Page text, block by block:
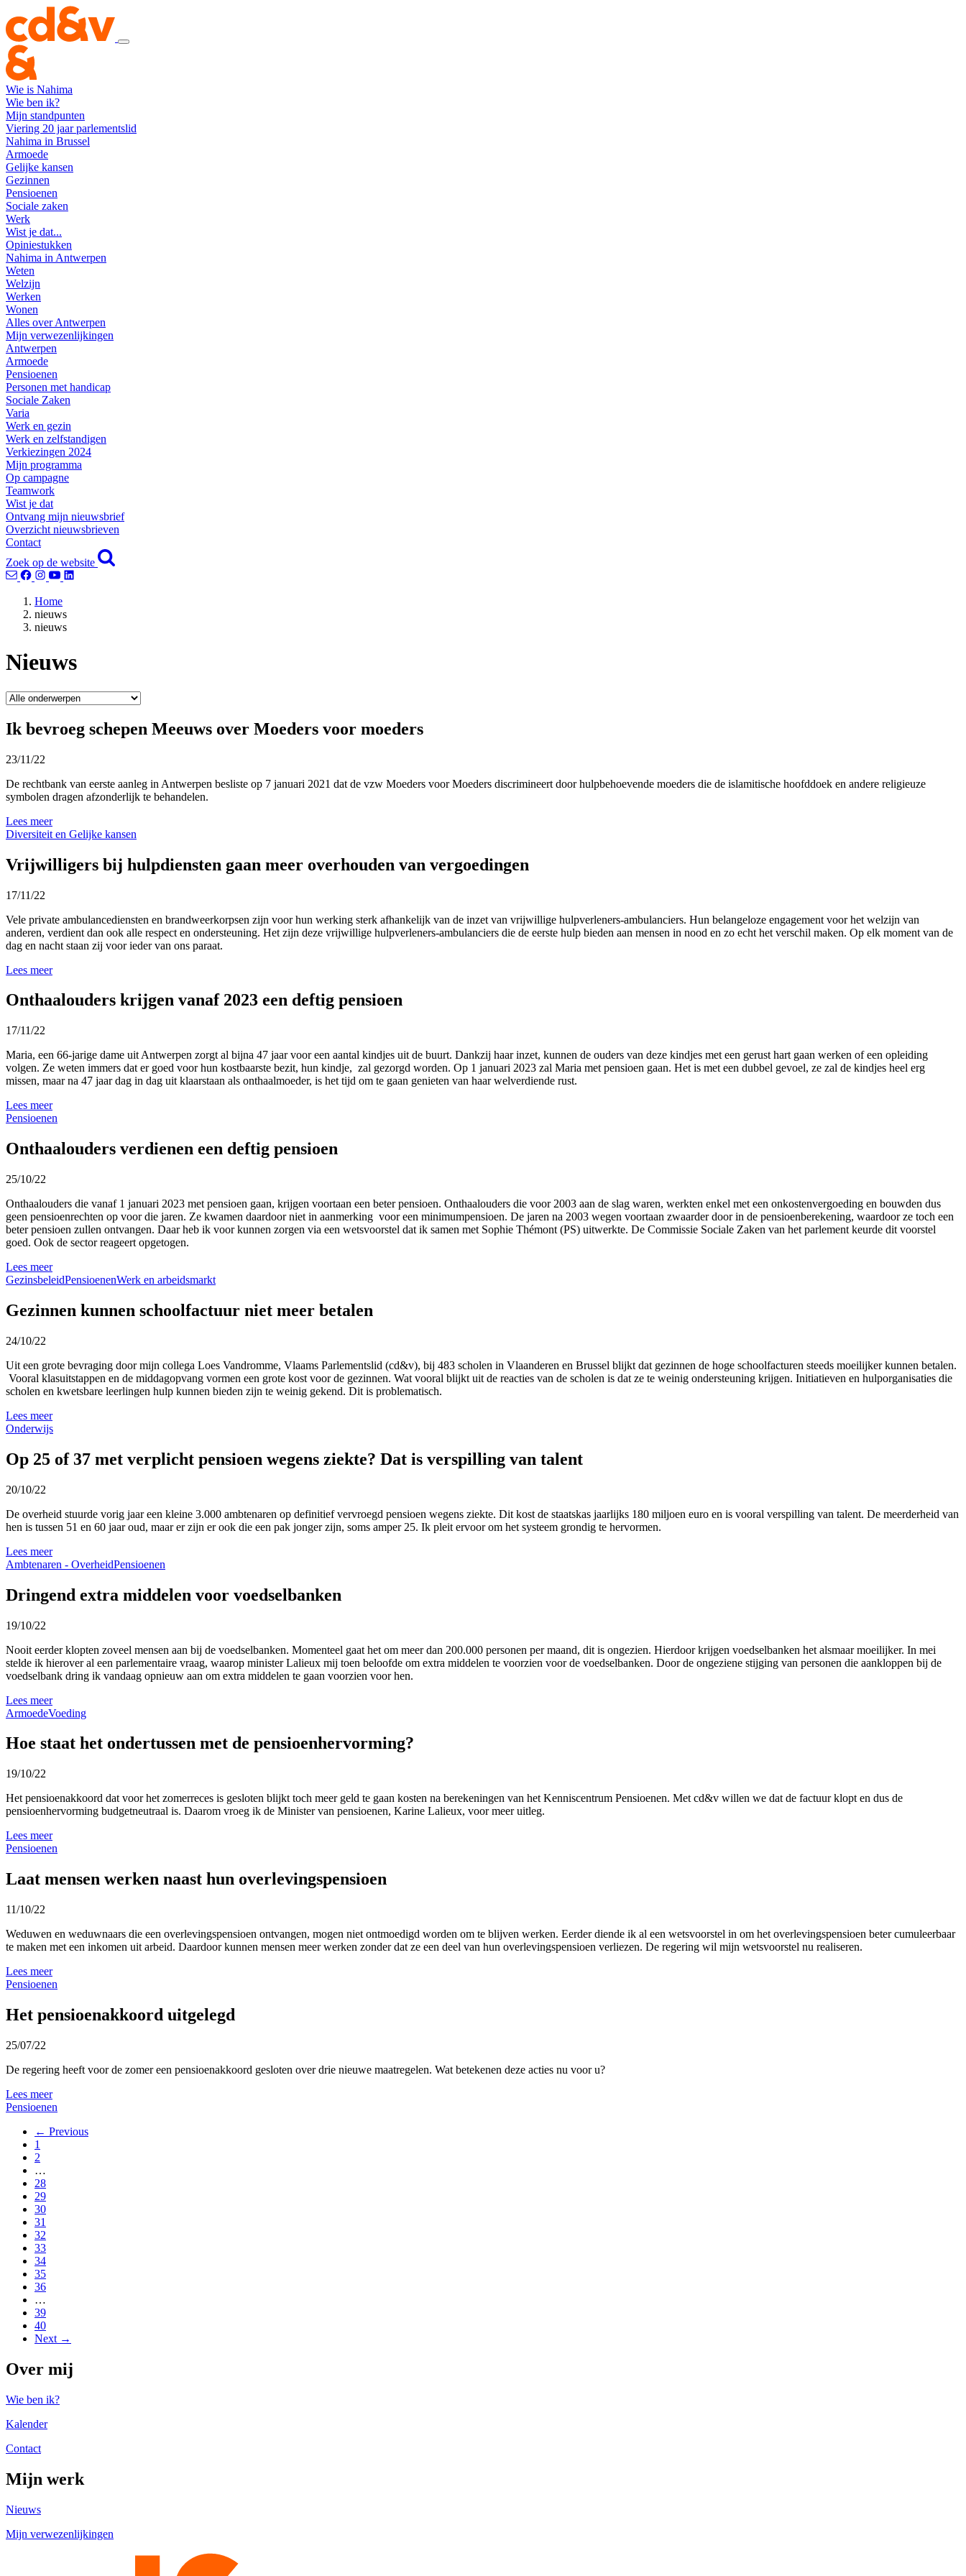
Wie is Nahima
Wie ben ik?
Mijn standpunten
Viering 20 jaar parlementslid
Nahima in Brussel
Armoede
Gelijke kansen
Gezinnen
Pensioenen
Sociale zaken
Werk
Wist je dat...
Opiniestukken
Nahima in Antwerpen
Weten
Welzijn
Werken
Wonen
Alles over Antwerpen
Mijn verwezenlijkingen
Antwerpen
Armoede
Pensioenen
Personen met handicap
Sociale Zaken
Varia
Werk en gezin
Werk en zelfstandigen
Verkiezingen 2024
Mijn programma
Op campagne
Teamwork
Wist je dat
Ontvang mijn nieuwsbrief
Overzicht nieuwsbrieven
Contact
Zoek op de website
Home
nieuws
nieuws
Nieuws
Ik bevroeg schepen Meeuws over Moeders voor moeders
23/11/22
De rechtbank van eerste aanleg in Antwerpen besliste op 7 januari 2021 dat de vzw Moeders voor Moeders discrimineert door hulpbehoevende moeders die de islamitische hoofddoek en andere religieuze
symbolen dragen afzonderlijk te behandelen.
Lees meer
Diversiteit en Gelijke kansen
Vrijwilligers bij hulpdiensten gaan meer overhouden van vergoedingen
17/11/22
Vele private ambulancediensten en brandweerkorpsen zijn voor hun werking sterk afhankelijk van de inzet van vrijwillige hulpverleners-ambulanciers. Hun belangeloze engagement voor het welzijn van
anderen, verdient dan ook alle respect en ondersteuning. Het zijn deze vrijwillige hulpverleners-ambulanciers die de eerste hulp bieden aan mensen in nood en zo echt het verschil maken. Op elk moment van de
dag en nacht staan zij voor ieder van ons paraat.
Lees meer
Onthaalouders krijgen vanaf 2023 een deftig pensioen
17/11/22
Maria, een 66-jarige dame uit Antwerpen zorgt al bijna 47 jaar voor een aantal kindjes uit de buurt. Dankzij haar inzet, kunnen de ouders van deze kindjes met een gerust hart gaan werken of een opleiding
volgen. Ze weten immers dat er goed voor hun kostbaarste bezit, hun kindje, zal gezorgd worden. Op 1 januari 2023 zal Maria met pensioen gaan. Het is met een dubbel gevoel, ze zal de kindjes heel erg
missen, maar na 47 jaar dag in dag uit klaarstaan als onthaalmoeder, is het tijd om te gaan genieten van haar welverdiende rust.
Lees meer
Pensioenen
Onthaalouders verdienen een deftig pensioen
25/10/22
Onthaalouders die vanaf 1 januari 2023 met pensioen gaan, krijgen voortaan een beter pensioen. Onthaalouders die voor 2003 aan de slag waren, werkten enkel met een onkostenvergoeding en bouwden dus
geen pensioenrechten op voor die jaren. Ze kwamen daardoor niet in aanmerking voor een minimumpensioen. De jaren na 2003 wegen voortaan zwaarder door in de pensioenberekening, waardoor ze toch een
beter pensioen zullen ontvangen. Daar heb ik voor kunnen zorgen via een wetsvoorstel dat ik samen met Sophie Thémont (PS) uitwerkte. De Commissie Sociale Zaken van het parlement keurde dit voorstel
goed. Ook de sector reageert opgetogen.
Lees meer
GezinsbeleidPensioenenWerk en arbeidsmarkt
Gezinnen kunnen schoolfactuur niet meer betalen
24/10/22
Uit een grote bevraging door mijn collega Loes Vandromme, Vlaams Parlementslid (cd&v), bij 483 scholen in Vlaanderen en Brussel blijkt dat gezinnen de hoge schoolfacturen steeds moeilijker kunnen betalen.
Vooral klasuitstappen en de middagopvang vormen een grote kost voor de gezinnen. Wat vooral blijkt uit de reacties van de scholen is dat ze te weinig ondersteuning krijgen. Initiatieven en hulporganisaties die
scholen en kwetsbare leerlingen hulp kunnen bieden zijn te weinig gekend. Dit is problematisch.
Lees meer
Onderwijs
Op 25 of 37 met verplicht pensioen wegens ziekte? Dat is verspilling van talent
20/10/22
De overheid stuurde vorig jaar een kleine 3.000 ambtenaren op definitief vervroegd pensioen wegens ziekte. Dit kost de staatskas jaarlijks 180 miljoen euro en is vooral verspilling van talent. De meerderheid van
hen is tussen 51 en 60 jaar oud, maar er zijn er ook die een pak jonger zijn, soms amper 25. Ik pleit ervoor om het systeem grondig te hervormen.
Lees meer
Ambtenaren - OverheidPensioenen
Dringend extra middelen voor voedselbanken
19/10/22
Nooit eerder klopten zoveel mensen aan bij de voedselbanken. Momenteel gaat het om meer dan 200.000 personen per maand, dit is ongezien. Hierdoor krijgen voedselbanken het alsmaar moeilijker. In mei
stelde ik hierover al een parlementaire vraag, waarop minister Lalieux mij toen beloofde om extra middelen te voorzien voor de voedselbanken. Door de ongeziene stijging van personen die aankloppen bij de
voedselbank dring ik vandaag opnieuw aan om extra middelen te gaan voorzien voor hen.
Lees meer
ArmoedeVoeding
Hoe staat het ondertussen met de pensioenhervorming?
19/10/22
Het pensioenakkoord dat voor het zomerreces is gesloten blijkt toch meer geld te gaan kosten na berekeningen van het Kenniscentrum Pensioenen. Met cd&v willen we dat de factuur klopt en dus de
pensioenhervorming budgetneutraal is. Daarom vroeg ik de Minister van pensioenen, Karine Lalieux, voor meer uitleg.
Lees meer
Pensioenen
Laat mensen werken naast hun overlevingspensioen
11/10/22
Weduwen en weduwnaars die een overlevingspensioen ontvangen, mogen niet ontmoedigd worden om te blijven werken. Eerder diende ik al een wetsvoorstel in om het overlevingspensioen beter cumuleerbaar
te maken met een inkomen uit arbeid. Daardoor kunnen mensen meer werken zonder dat ze een deel van hun overlevingspensioen verliezen. De regering wil mijn wetsvoorstel nu realiseren.
Lees meer
Pensioenen
Het pensioenakkoord uitgelegd
25/07/22
De regering heeft voor de zomer een pensioenakkoord gesloten over drie nieuwe maatregelen. Wat betekenen deze acties nu voor u?
Lees meer
Pensioenen
← Previous
1
2
…
28
29
30
31
32
33
34
35
36
…
39
40
Next →
Over mij
Wie ben ik?
Kalender
Contact
Mijn werk
Nieuws
Mijn verwezenlijkingen